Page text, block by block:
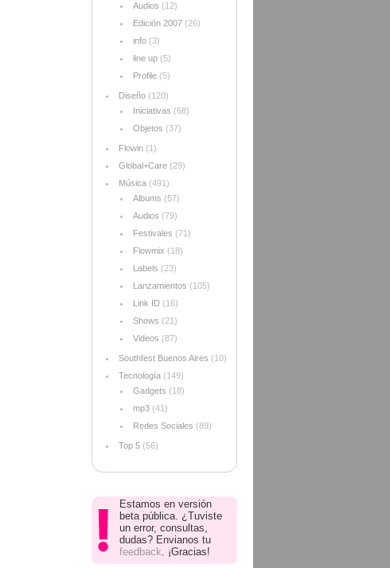
Audios (12)
Edición 2007 (26)
info (3)
line up (5)
Profile (5)
Diseño (120)
Iniciativas (68)
Objetos (37)
Flowin (1)
Global+Care (29)
Música (491)
Albums (57)
Audios (79)
Festivales (71)
Flowmix (18)
Labels (23)
Lanzamientos (105)
Link ID (16)
Shows (21)
Videos (87)
Southfest Buenos Aires (10)
Tecnología (149)
Gadgets (18)
mp3 (41)
Redes Sociales (89)
Top 5 (56)
Estamos en versión
beta pública. ¿Tuviste
un error, consultas,
dudas? Envianos tu
feedback. ¡Gracias!